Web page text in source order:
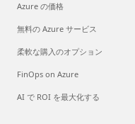
Azure の価格
無料の Azure サービス
柔軟な購入のオプション
FinOps on Azure
AI で ROI を最大化する